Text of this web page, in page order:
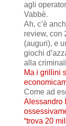
agli
Vabbè.
Ah, c’è
review, con
(auguri), e
giochi
alla
Ma i grillini
Come ad
Alessandro
“trova 20